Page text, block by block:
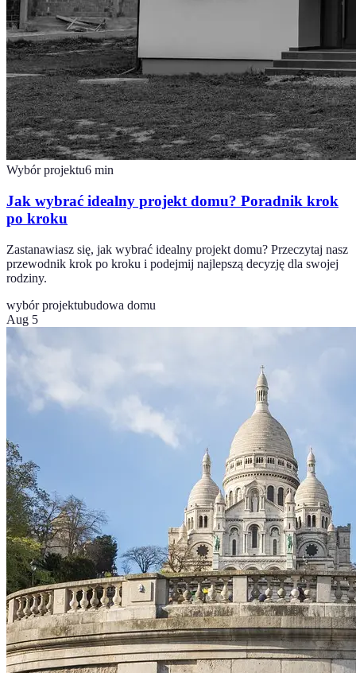
Wybór projektu6 min
Jak wybrać idealny projekt domu? Poradnik krok
po kroku
Zastanawiasz się, jak wybrać idealny projekt domu? Przeczytaj nasz
przewodnik krok po kroku i podejmij najlepszą decyzję dla swojej
rodziny.
wybór projektubudowa domu
Aug 5